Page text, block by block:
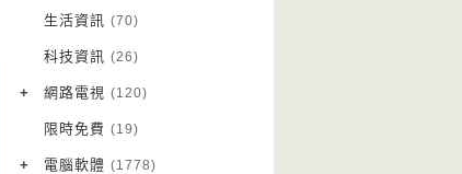
電腦遊戲
iOS 軟體
Root 相關
越獄JB
生活資訊 (70)
科技資訊 (26)
+ 網路電視 (120)
電視影集
電視節目
限時免費 (19)
+ 電腦軟體 (1778)